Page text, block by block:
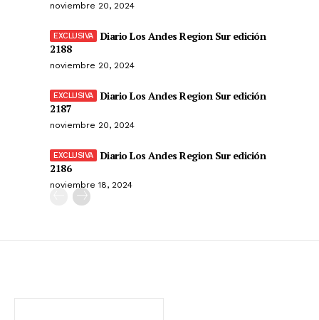
noviembre 20, 2024
Diario Los Andes Region Sur edición
2188
noviembre 20, 2024
Diario Los Andes Region Sur edición
2187
noviembre 20, 2024
Diario Los Andes Region Sur edición
2186
noviembre 18, 2024